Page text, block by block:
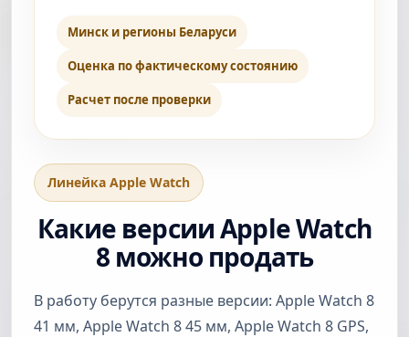
Минск и регионы Беларуси
Оценка по фактическому состоянию
Расчет после проверки
Линейка Apple Watch
Какие версии Apple Watch
8 можно продать
В работу берутся разные версии: Apple Watch 8
41 мм, Apple Watch 8 45 мм, Apple Watch 8 GPS,